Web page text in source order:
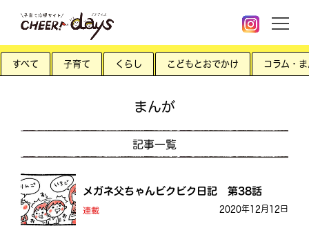
すべて 子育て くらし こどもとおでかけ コラム・
まんが
記事一覧
メガネ父ちゃんビクビク日記 第38話
連載 2020年12月12日